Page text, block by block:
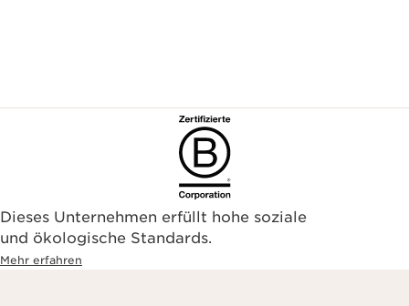
Dieses Unternehmen erfüllt hohe soziale
und ökologische Standards.
Mehr erfahren